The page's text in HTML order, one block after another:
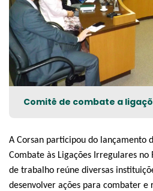
Comitê de combate a
A Corsan participou do lançamento
Combate às Ligações Irregulares no
de trabalho reúne diversas
desenvolver ações para combater e